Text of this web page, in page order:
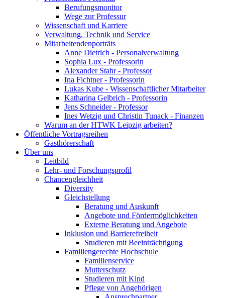
Berufungsmonitor
Wege zur Professur
Wissenschaft und Karriere
Verwaltung, Technik und Service
Mitarbeitendenporträts
Anne Dietrich - Personalverwaltung
Sophia Lux - Professorin
Alexander Stahr - Professor
Ina Fichtner - Professorin
Lukas Kube - Wissenschaftlicher Mitarbeiter
Katharina Gelbrich - Professorin
Jens Schneider - Professor
Ines Wetzig und Christin Tunack - Finanzen
Warum an der HTWK Leipzig arbeiten?
Öffentliche Vortragsreihen
Gasthörerschaft
Über uns
Leitbild
Lehr- und Forschungsprofil
Chancengleichheit
Diversity
Gleichstellung
Beratung und Auskunft
Angebote und Fördermöglichkeiten
Externe Beratung und Angebote
Inklusion und Barrierefreiheit
Studieren mit Beeinträchtigung
Familiengerechte Hochschule
Familienservice
Mutterschutz
Studieren mit Kind
Pflege von Angehörigen